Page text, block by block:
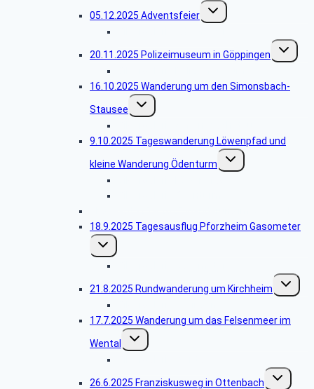
05.12.2025 Adventsfeier
Untermenü
umschalten
20.11.2025 Polizeimuseum in Göppingen
16.10.2025 Wanderung um den Simonsbach-
Stausee
Untermenü
umschalten
9.10.2025 Tageswanderung Löwenpfad und
kleine Wanderung Ödenturm
Untermenü
umschalten
18.9.2025 Tagesausflug Pforzheim Gasometer
Untermenü
umschalten
21.8.2025 Rundwanderung um Kirchheim
17.7.2025 Wanderung um das Felsenmeer im
Wental
Untermenü
umschalten
26.6.2025 Franziskusweg in Ottenbach
Untermenü
umschalten